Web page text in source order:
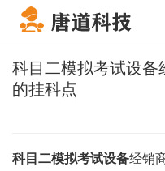
科目二模拟考试设备
的挂科点
科目二模拟考试设备经销